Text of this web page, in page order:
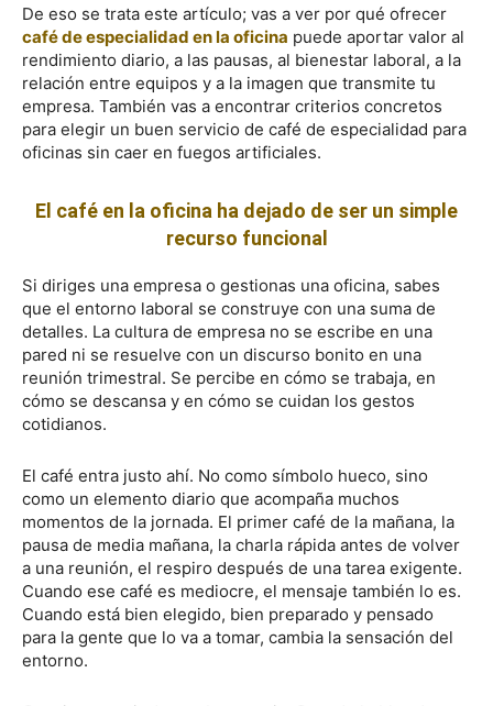
De eso se trata este artículo; vas a ver por qué ofrecer
café de especialidad en la oficina puede aportar valor al
rendimiento diario, a las pausas, al bienestar laboral, a la
relación entre equipos y a la imagen que transmite tu
empresa. También vas a encontrar criterios concretos
para elegir un buen servicio de café de especialidad para
oficinas sin caer en fuegos artificiales.
El café en la oficina ha dejado de ser un simple
recurso funcional
Si diriges una empresa o gestionas una oficina, sabes
que el entorno laboral se construye con una suma de
detalles. La cultura de empresa no se escribe en una
pared ni se resuelve con un discurso bonito en una
reunión trimestral. Se percibe en cómo se trabaja, en
cómo se descansa y en cómo se cuidan los gestos
cotidianos.
El café entra justo ahí. No como símbolo hueco, sino
como un elemento diario que acompaña muchos
momentos de la jornada. El primer café de la mañana, la
pausa de media mañana, la charla rápida antes de volver
a una reunión, el respiro después de una tarea exigente.
Cuando ese café es mediocre, el mensaje también lo es.
Cuando está bien elegido, bien preparado y pensado
para la gente que lo va a tomar, cambia la sensación del
entorno.